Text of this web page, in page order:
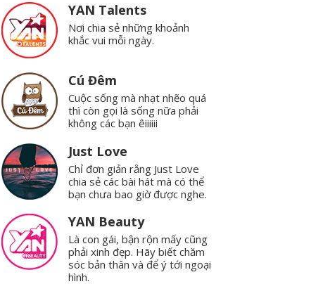
YAN Talents
Nơi chia sẻ những khoảnh
khắc vui mỗi ngày.
Cú Đêm
Cuộc sống mà nhạt nhẽo quá
thì còn gọi là sống nữa phải
không các bạn êiiiiii
Just Love
Chỉ đơn giản rằng Just Love
chia sẻ các bài hát mà có thể
bạn chưa bao giờ được nghe.
YAN Beauty
Là con gái, bận rộn mấy cũng
phải xinh đẹp. Hãy biết chăm
sóc bản thân và để ý tới ngoại
hình.